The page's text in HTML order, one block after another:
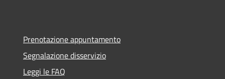
Prenotazione appuntamento
Segnalazione disservizio
Leggi le FAQ